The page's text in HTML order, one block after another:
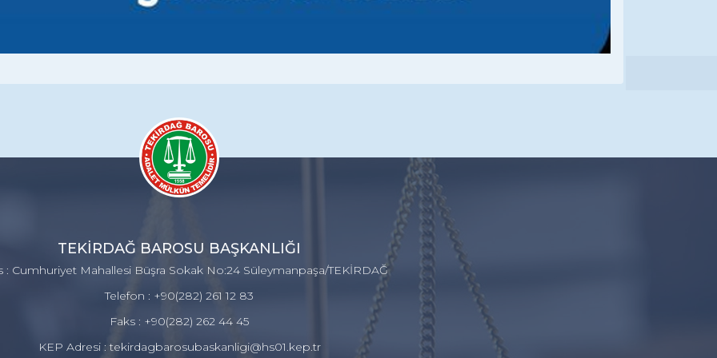
TEKİRDAĞ BAROSU BAŞKANLIĞI
: Cumhuriyet Mahallesi Büşra Sokak No:24 Süleymanpaşa/TEKİRDAĞ
Telefon : +90(282) 261 12 83
Faks : +90(282) 262 44 45
KEP Adresi : tekirdagbarosubaskanligi@hs01.kep.tr